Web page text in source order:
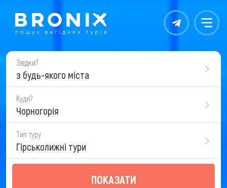
Контакты Меню
Звідки?
з будь-якого міста
Куди?
Чорногорія
Тип туру
Гірськолижні тури
ПОКАЗАТИ